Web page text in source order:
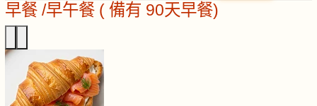
早餐 /早午餐 ( 備有 90天早餐)